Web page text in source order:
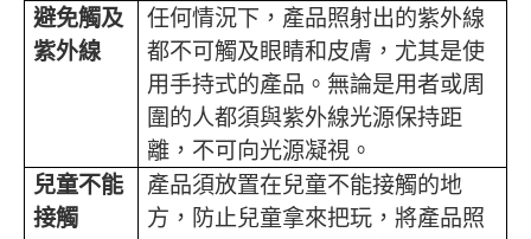
避免觸及
紫外線
任何情況下，產品照射出的紫外線
都不可觸及眼睛和皮膚，尤其是使
用手持式的產品。無論是用者或周
圍的人都須與紫外線光源保持距
離，不可向光源凝視。
兒童不能
接觸
產品須放置在兒童不能接觸的地
方，防止兒童拿來把玩，將產品照